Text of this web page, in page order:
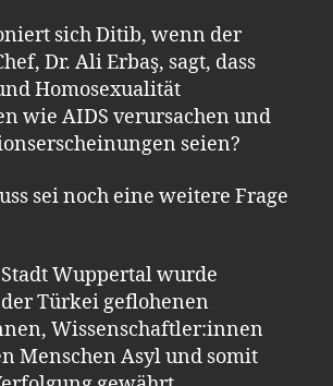
sich Ditib, wenn der
Dr. Ali Erbaş, sagt, dass
Homosexualität
wie AIDS verursachen und
seien?
sei noch eine weitere Frage
Wuppertal wurde
Türkei geflohenen
Wissenschaftler:innen
Menschen Asyl und somit